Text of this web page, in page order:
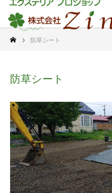
防草シート
防草シート